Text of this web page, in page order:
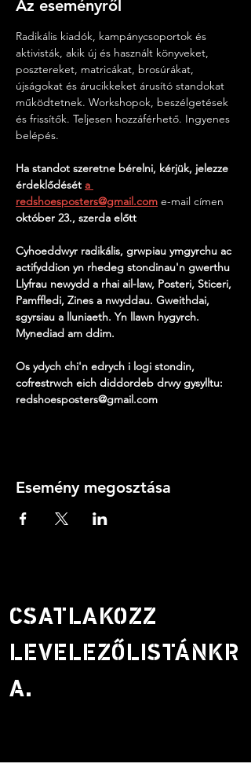
Az eseményről
Radikális kiadók, kampánycsoportok és
aktivisták, akik új és használt könyveket,
posztereket, matricákat, brosúrákat,
újságokat és árucikkeket árusító standokat
működtetnek. Workshopok, beszélgetések
és frissítők. Teljesen hozzáférhető. Ingyenes
belépés.
Ha standot szeretne bérelni, kérjük, jelezze
érdeklődését a
redshoesposters@gmail.com e-mail címen
október 23., szerda előtt
Cyhoeddwyr radikális, grwpiau ymgyrchu ac
actifyddion yn rhedeg stondinau'n gwerthu
Llyfrau newydd a rhai ail-law, Posteri, Sticeri,
Pamffledi, Zines a nwyddau. Gweithdai,
sgyrsiau a lluniaeth. Yn llawn hygyrch.
Mynediad am ddim.
Os ydych chi'n edrych i logi stondin,
cofrestrwch eich diddordeb drwy gysylltu:
redshoesposters@gmail.com
Esemény megosztása
CSATLAKOZZ
LEVELEZŐLISTÁNKR
A.